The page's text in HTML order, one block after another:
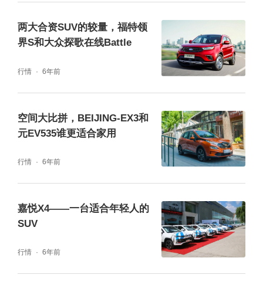
悬架滤震偏舒适，家里容易晕车的老人小孩坐
久了也不会难受。这些细节说不出多炫，用起
售后方面，现在全国204个城市已经布局了30
两大合资SUV的较量，福特领
界S和大众探歌在线Battle
行情 6年前
空间大比拼，BEIJING-EX3和
元EV535谁更适合家用
行情 6年前
嘉悦X4——一台适合年轻人的
SUV
行情 6年前